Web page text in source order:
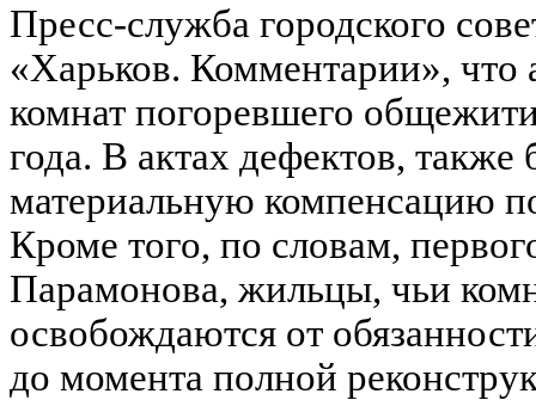
Пресс-служба городского
«Харьков. Комментарии»,
комнат погоревшего
года. В актах дефектов, также
материальную компенсацию
Кроме того, по словам,
Парамонова, жильцы, чьи
освобождаются от
до момента полной